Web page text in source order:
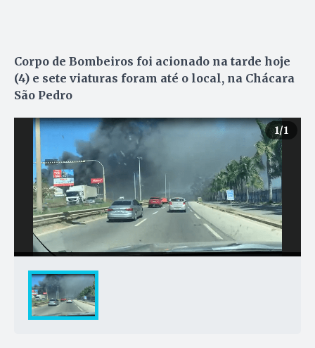
Corpo de Bombeiros foi acionado na tarde hoje
(4) e sete viaturas foram até o local, na Chácara
São Pedro
1/1